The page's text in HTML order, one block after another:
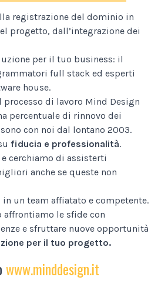
registrazione del dominio in
progetto, dall’integrazione dei
per il tuo business: il
full stack ed esperti
house.
processo di lavoro Mind Design
percentuale di rinnovo dei
con noi dal lontano 2003.
fiducia e professionalità.
cerchiamo di assisterti
anche se queste non
un team affiatato e competente.
affrontiamo le sfide con
e sfruttare nuove opportunità
per il tuo progetto.
www.minddesign.it